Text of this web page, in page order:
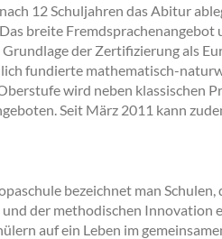
12 Schuljahren das Abitur
breite Fremdsprachenangebot
der Zertifizierung als
fundierte mathematisch-
wird neben klassischen
Seit März 2011 kann
bezeichnet man Schulen,
der methodischen Innovation
auf ein Leben im